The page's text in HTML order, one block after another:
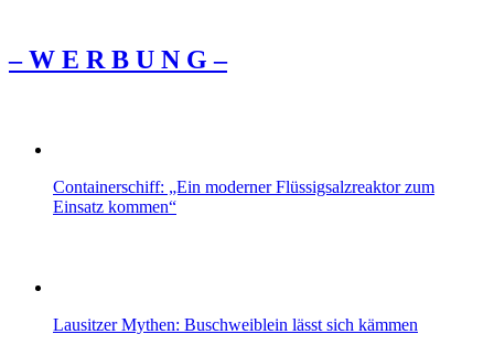
– W Ε R Β U Ν G –
Containerschiff: „Ein moderner Flüssigsalzreaktor zum
Einsatz kommen“
Lausitzer Mythen: Buschweiblein lässt sich kämmen